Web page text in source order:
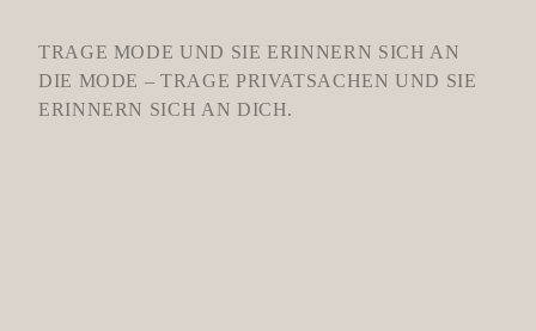
TRAGE MODE UND SIE ERINNERN SICH AN
DIE MODE – TRAGE PRIVATSACHEN UND SIE
ERINNERN SICH AN DICH.